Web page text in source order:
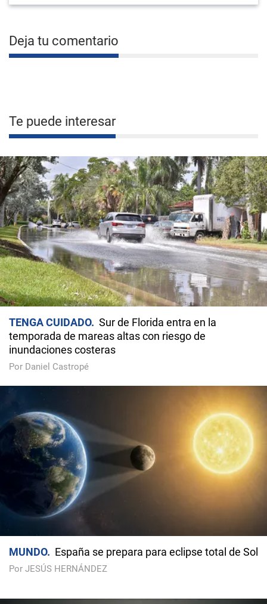
Deja tu comentario
Te puede interesar
TENGA CUIDADO
Sur de Florida entra en la
temporada de mareas altas con riesgo de
inundaciones costeras
Por Daniel Castropé
MUNDO España se prepara para eclipse total de Sol
Por JESÚS HERNÁNDEZ